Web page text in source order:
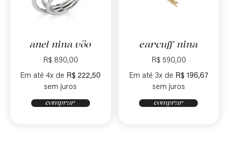
anel nina vôo
R$ 890,00
Em até 4x de R$ 222,50
sem juros
comprar
earcuff nina
R$ 590,00
Em até 3x de R$ 196,67
sem juros
comprar